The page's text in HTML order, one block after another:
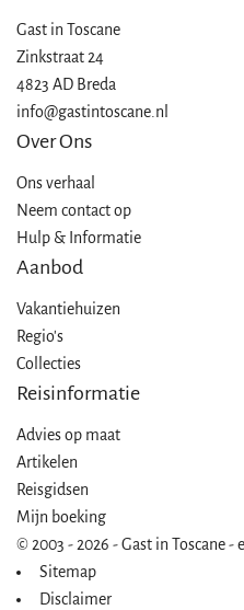
Gast in Toscane
Zinkstraat 24
4823 AD Breda
info@gastintoscane.nl
Over Ons
Ons verhaal
Neem contact op
Hulp & Informatie
Aanbod
Vakantiehuizen
Regio's
Collecties
Reisinformatie
Advies op maat
Artikelen
Reisgidsen
Mijn boeking
© 2003 - 2026 - Gast in Toscane
Sitemap
Disclaimer